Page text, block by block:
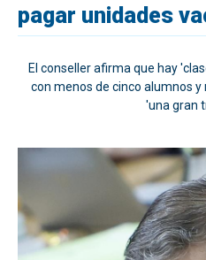
pagar unidades
El conseller afirma que hay
con menos de cinco alumnos
'una gran